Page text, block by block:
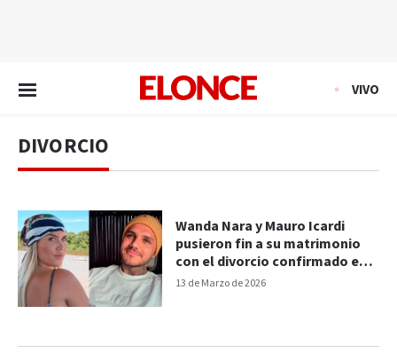
VIVO
DIVORCIO
13 de Marzo de 2026
Wanda Nara y Mauro Icardi
pusieron fin a su matrimonio
con el divorcio confirmado en
Italia